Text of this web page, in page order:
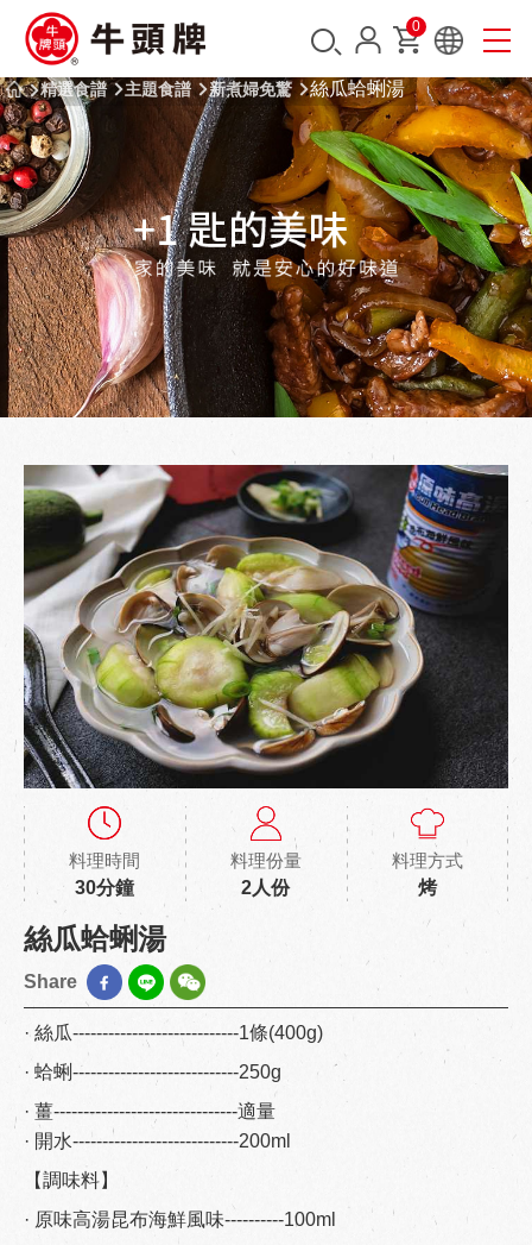
0
精選食譜 主題食譜 新煮婦免驚 絲瓜蛤蜊湯
料理時間
30分鐘
料理份量
2人份
料理方式
烤
絲瓜蛤蜊湯
Share
· 絲瓜----------------------------1條(400g)
· 蛤蜊----------------------------250g
· 薑-------------------------------適量
· 開水----------------------------200ml
【調味料】
· 原味高湯昆布海鮮風味----------100ml